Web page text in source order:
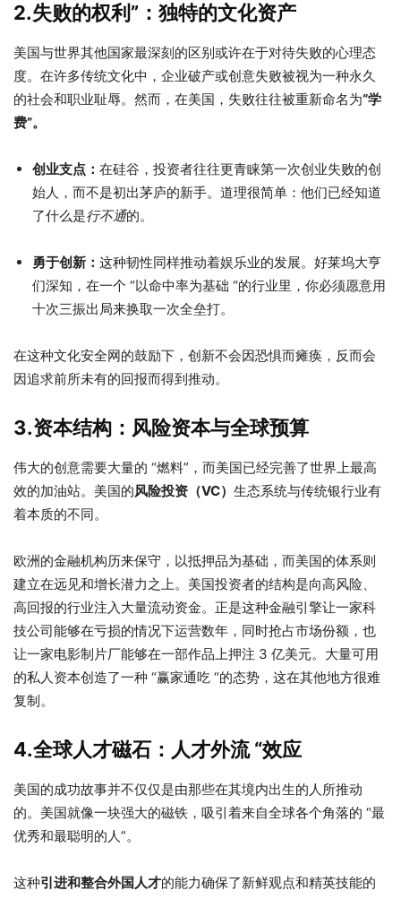
2.失败的权利”：独特的文化资产
美国与世界其他国家最深刻的区别或许在于对待失败的心理态
度。在许多传统文化中，企业破产或创意失败被视为一种永久
的社会和职业耻辱。然而，在美国，失败往往被重新命名为“学
费”。
创业支点： 在硅谷，投资者往往更青睐第一次创业失败的创
始人，而不是初出茅庐的新手。道理很简单：他们已经知道
了什么是行不通的。
勇于创新： 这种韧性同样推动着娱乐业的发展。好莱坞大亨
们深知，在一个 “以命中率为基础 “的行业里，你必须愿意用
十次三振出局来换取一次全垒打。
在这种文化安全网的鼓励下，创新不会因恐惧而瘫痪，反而会
因追求前所未有的回报而得到推动。
3.资本结构：风险资本与全球预算
伟大的创意需要大量的 “燃料”，而美国已经完善了世界上最高
效的加油站。美国的风险投资（VC） 生态系统与传统银行业有
着本质的不同。
欧洲的金融机构历来保守，以抵押品为基础，而美国的体系则
建立在远见和增长潜力之上。美国投资者的结构是向高风险、
高回报的行业注入大量流动资金。正是这种金融引擎让一家科
技公司能够在亏损的情况下运营数年，同时抢占市场份额，也
让一家电影制片厂能够在一部作品上押注 3 亿美元。大量可用
的私人资本创造了一种 “赢家通吃 “的态势，这在其他地方很难
复制。
4.全球人才磁石：人才外流 “效应
美国的成功故事并不仅仅是由那些在其境内出生的人所推动
的。美国就像一块强大的磁铁，吸引着来自全球各个角落的 “最
优秀和最聪明的人”。
这种引进和整合外国人才的能力确保了新鲜观点和精英技能的